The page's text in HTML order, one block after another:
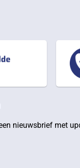
nieuwsbrief met